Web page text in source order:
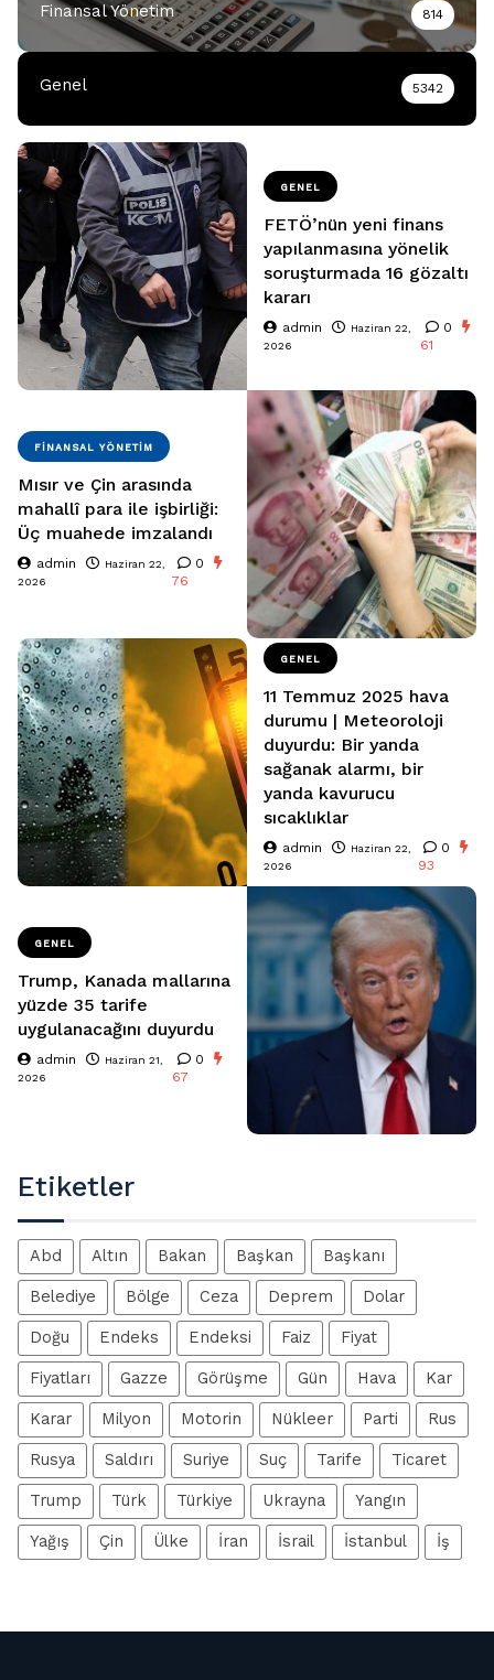
Finansal Yönetim 814
Genel 5342
GENEL
FETÖ’nün yeni finans
yapılanmasına yönelik
soruşturmada 16 gözaltı
kararı
admin
Haziran 22,
2026
0
61
FINANSAL YÖNETIM
Mısır ve Çin arasında
mahallî para ile işbirliği:
Üç muahede imzalandı
admin
Haziran 22,
2026
0
76
GENEL
11 Temmuz 2025 hava
durumu | Meteoroloji
duyurdu: Bir yanda
sağanak alarmı, bir
yanda kavurucu
sıcaklıklar
admin
Haziran 22,
2026
0
93
GENEL
Trump, Kanada mallarına
yüzde 35 tarife
uygulanacağını duyurdu
admin
Haziran 21,
2026
0
67
Etiketler
Abd Altın Bakan Başkan Başkanı
Belediye Bölge Ceza Deprem Dolar
Doğu Endeks Endeksi Faiz Fiyat
Fiyatları Gazze Görüşme Gün Hava Kar
Karar Milyon Motorin Nükleer Parti Rus
Rusya Saldırı Suriye Suç Tarife Ticaret
Trump Türk Türkiye Ukrayna Yangın
Yağış Çin Ülke İran İsrail İstanbul İş